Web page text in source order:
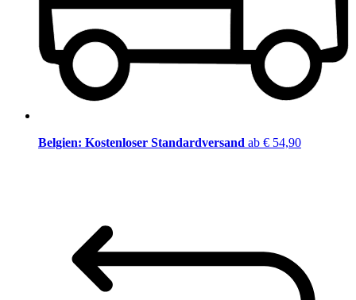
Belgien: Kostenloser Standardversand ab € 54,90